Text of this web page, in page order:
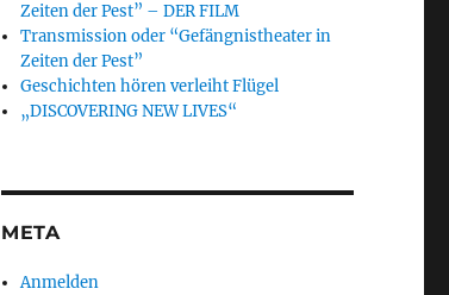
Zeiten der Pest” – DER FILM
Transmission oder “Gefängnistheater in
Zeiten der Pest”
Geschichten hören verleiht Flügel
„DISCOVERING NEW LIVES“
META
Anmelden